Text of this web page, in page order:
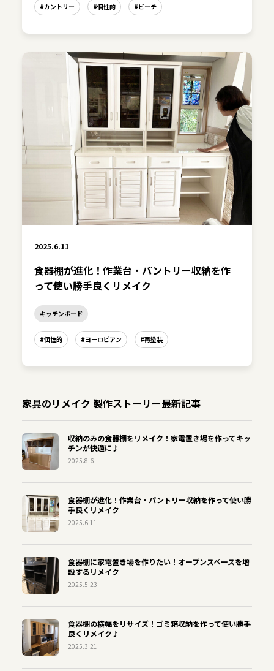
#カントリー #個性的 #ビーチ
2025.6.11
食器棚が進化！作業台・パントリー収納を作
って使い勝手良くリメイク
キッチンボード
#個性的 #ヨーロピアン #再塗装
家具のリメイク 製作ストーリー最新記事
収納のみの食器棚をリメイク！家電置き場を作ってキッ
チンが快適に♪
2025.8.6
食器棚が進化！作業台・パントリー収納を作って使い勝
手良くリメイク
2025.6.11
食器棚に家電置き場を作りたい！オープンスペースを増
設するリメイク
2025.5.23
食器棚の横幅をリサイズ！ゴミ箱収納を作って使い勝手
良くリメイク♪
2025.3.21